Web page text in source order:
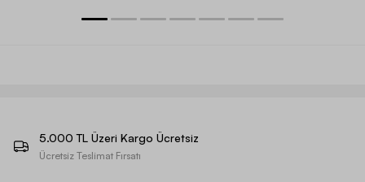
5.000 TL Üzeri Kargo Ücretsiz
Ücretsiz Teslimat Fırsatı